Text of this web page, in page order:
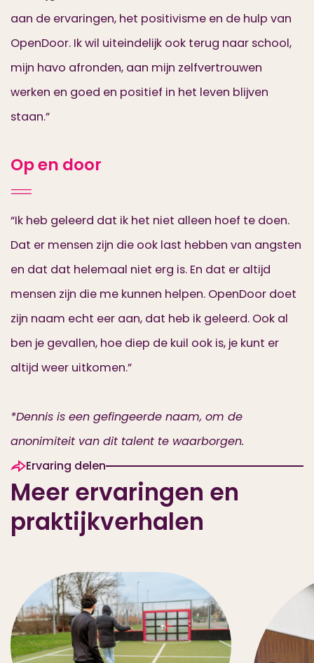
aan de ervaringen, het positivisme en de hulp van
OpenDoor. Ik wil uiteindelijk ook terug naar school,
mijn havo afronden, aan mijn zelfvertrouwen
werken en goed en positief in het leven blijven
staan.”
Op en door
“Ik heb geleerd dat ik het niet alleen hoef te doen.
Dat er mensen zijn die ook last hebben van angsten
en dat dat helemaal niet erg is. En dat er altijd
mensen zijn die me kunnen helpen. OpenDoor doet
zijn naam echt eer aan, dat heb ik geleerd. Ook al
ben je gevallen, hoe diep de kuil ook is, je kunt er
altijd weer uitkomen.”
*Dennis is een gefingeerde naam, om de
anonimiteit van dit talent te waarborgen.
Ervaring delen
Meer ervaringen en
praktijkverhalen